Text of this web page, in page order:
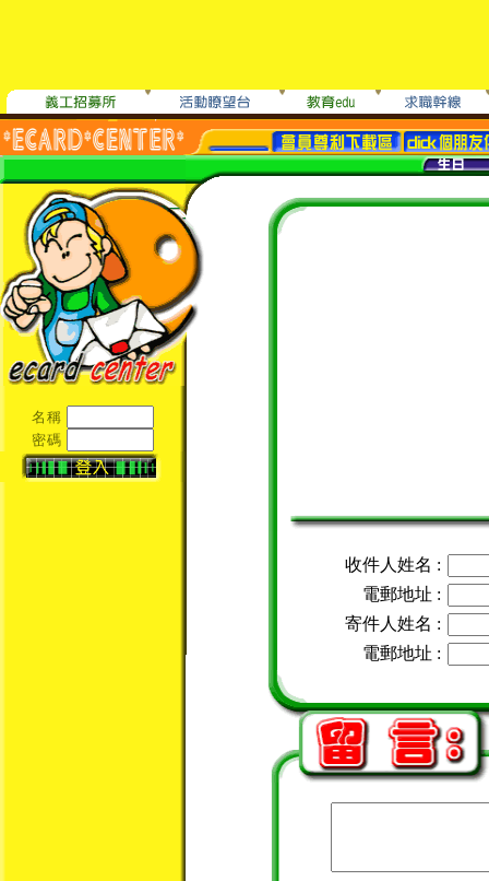
名稱
密碼
收件人姓名 :
電郵地址 :
寄件人姓名 :
電郵地址 :